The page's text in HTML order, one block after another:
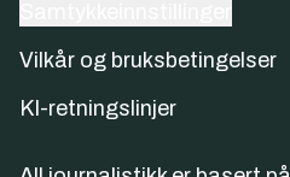
Vilkår og bruksbetingelser
KI-retningslinjer